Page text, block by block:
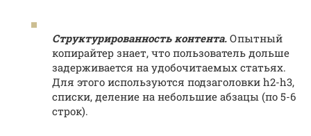
Структурированность контента. Опытный
копирайтер знает, что пользователь дольше
задерживается на удобочитаемых статьях.
Для этого используются подзаголовки h2-h3,
списки, деление на небольшие абзацы (по 5-6
строк).